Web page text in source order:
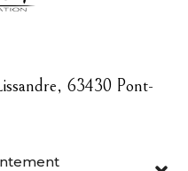
63430 Pont-